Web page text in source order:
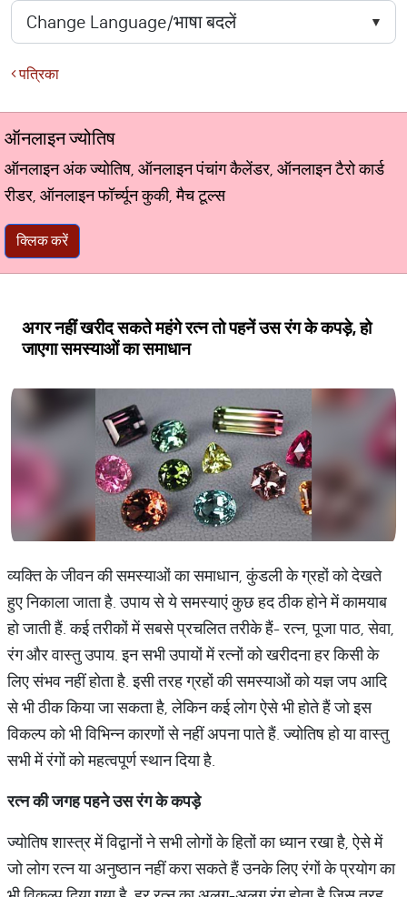
पत्रिका
ऑनलाइन ज्योतिष
ऑनलाइन अंक ज्योतिष, ऑनलाइन पंचांग कैलेंडर, ऑनलाइन टैरो कार्ड
रीडर, ऑनलाइन फॉर्च्यून कुकी, मैच टूल्स
क्लिक करें
अगर नहीं खरीद सकते महंगे रत्न तो पहनें उस रंग के कपड़े, हो
जाएगा समस्याओं का समाधान
व्यक्ति के जीवन की समस्याओं का समाधान, कुंडली के ग्रहों को देखते
हुए निकाला जाता है. उपाय से ये समस्याएं कुछ हद ठीक होने में कामयाब
हो जाती हैं. कई तरीकों में सबसे प्रचलित तरीके हैं- रत्न, पूजा पाठ, सेवा,
रंग और वास्तु उपाय. इन सभी उपायों में रत्नों को खरीदना हर किसी के
लिए संभव नहीं होता है. इसी तरह ग्रहों की समस्याओं को यज्ञ जप आदि
से भी ठीक किया जा सकता है, लेकिन कई लोग ऐसे भी होते हैं जो इस
विकल्प को भी विभिन्न कारणों से नहीं अपना पाते हैं. ज्योतिष हो या वास्तु
सभी में रंगों को महत्वपूर्ण स्थान दिया है.
रत्नकीजगहपहनेउसरंगकेकपड़े
ज्योतिष शास्त्र में विद्वानों ने सभी लोगों के हितों का ध्यान रखा है, ऐसे में
जो लोग रत्न या अनुष्ठान नहीं करा सकते हैं उनके लिए रंगों के प्रयोग का